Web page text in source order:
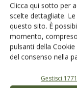
Clicca qui sotto per
scelte dettagliate.
questo sito. È
momento,
pulsanti della
del consenso nella
Gestisci
E-magazine
Tecniche,